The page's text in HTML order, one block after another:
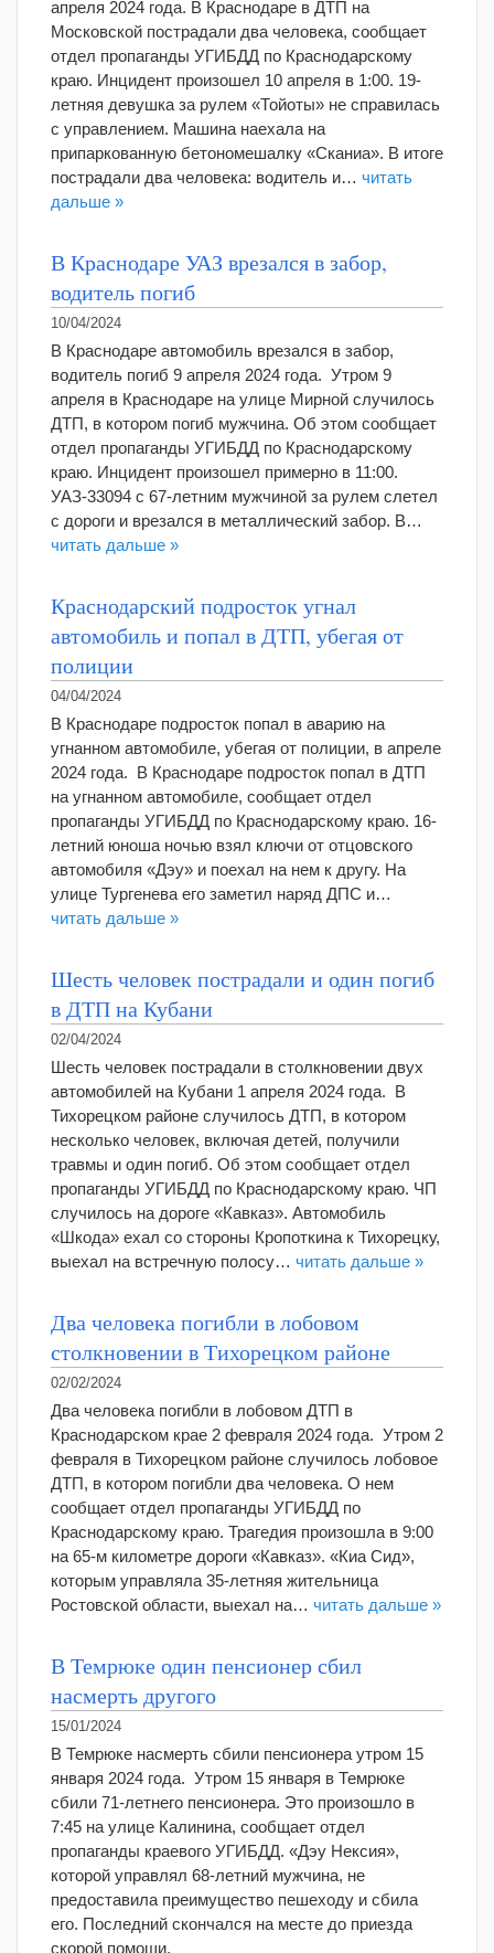
апреля 2024 года. В Краснодаре в ДТП на
Московской пострадали два человека, сообщает
отдел пропаганды УГИБДД по Краснодарскому
краю. Инцидент произошел 10 апреля в 1:00. 19-
летняя девушка за рулем «Тойоты» не справилась
с управлением. Машина наехала на
припаркованную бетономешалку «Сканиа». В итоге
пострадали два человека: водитель и… читать
дальше »
В Краснодаре УАЗ врезался в забор,
водитель погиб
10/04/2024
В Краснодаре автомобиль врезался в забор,
водитель погиб 9 апреля 2024 года. Утром 9
апреля в Краснодаре на улице Мирной случилось
ДТП, в котором погиб мужчина. Об этом сообщает
отдел пропаганды УГИБДД по Краснодарскому
краю. Инцидент произошел примерно в 11:00.
УАЗ-33094 с 67-летним мужчиной за рулем слетел
с дороги и врезался в металлический забор. В…
читать дальше »
Краснодарский подросток угнал
автомобиль и попал в ДТП, убегая от
полиции
04/04/2024
В Краснодаре подросток попал в аварию на
угнанном автомобиле, убегая от полиции, в апреле
2024 года. В Краснодаре подросток попал в ДТП
на угнанном автомобиле, сообщает отдел
пропаганды УГИБДД по Краснодарскому краю. 16-
летний юноша ночью взял ключи от отцовского
автомобиля «Дэу» и поехал на нем к другу. На
улице Тургенева его заметил наряд ДПС и…
читать дальше »
Шесть человек пострадали и один погиб
в ДТП на Кубани
02/04/2024
Шесть человек пострадали в столкновении двух
автомобилей на Кубани 1 апреля 2024 года. В
Тихорецком районе случилось ДТП, в котором
несколько человек, включая детей, получили
травмы и один погиб. Об этом сообщает отдел
пропаганды УГИБДД по Краснодарскому краю. ЧП
случилось на дороге «Кавказ». Автомобиль
«Шкода» ехал со стороны Кропоткина к Тихорецку,
выехал на встречную полосу… читать дальше »
Два человека погибли в лобовом
столкновении в Тихорецком районе
02/02/2024
Два человека погибли в лобовом ДТП в
Краснодарском крае 2 февраля 2024 года. Утром 2
февраля в Тихорецком районе случилось лобовое
ДТП, в котором погибли два человека. О нем
сообщает отдел пропаганды УГИБДД по
Краснодарскому краю. Трагедия произошла в 9:00
на 65-м километре дороги «Кавказ». «Киа Сид»,
которым управляла 35-летняя жительница
Ростовской области, выехал на… читать дальше »
В Темрюке один пенсионер сбил
насмерть другого
15/01/2024
В Темрюке насмерть сбили пенсионера утром 15
января 2024 года. Утром 15 января в Темрюке
сбили 71-летнего пенсионера. Это произошло в
7:45 на улице Калинина, сообщает отдел
пропаганды краевого УГИБДД. «Дэу Нексия»,
которой управлял 68-летний мужчина, не
предоставила преимущество пешеходу и сбила
его. Последний скончался на месте до приезда
скорой помощи.